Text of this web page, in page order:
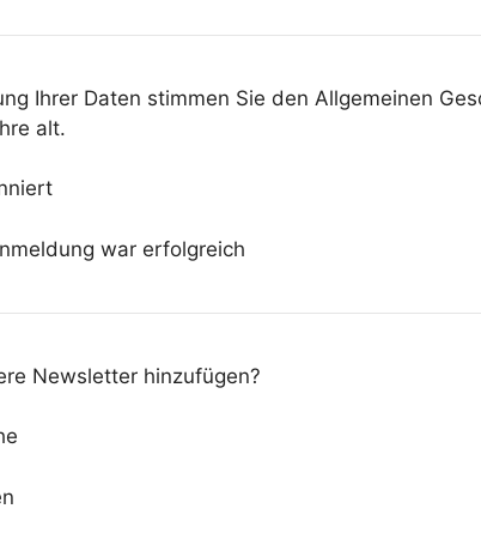
Ihrer Daten stimmen Sie den Allgemeinen
alt.
war erfolgreich
Newsletter hinzufügen?